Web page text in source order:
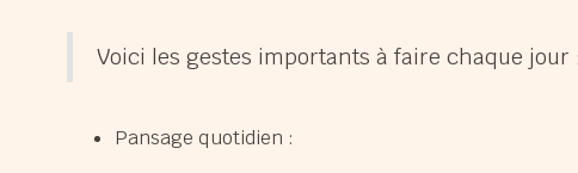
Voici les gestes importants à faire chaque jour :
Pansage quotidien :